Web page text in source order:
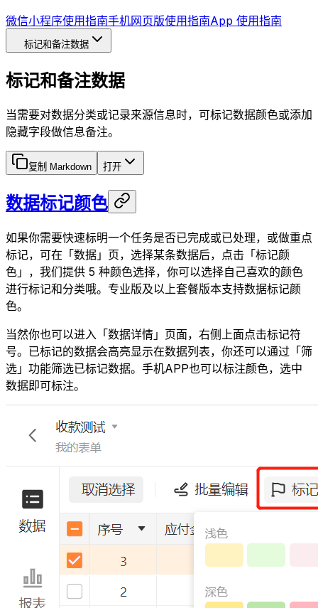
微信小程序使用指南手机网页版使用指南App 使用指南
标记和备注数据
标记和备注数据
当需要对数据分类或记录来源信息时，可标记数据颜色或添加
隐藏字段做信息备注。
复制 Markdown 打开
数据标记颜色
如果你需要快速标明一个任务是否已完成或已处理，或做重点
标记，可在「数据」页，选择某条数据后，点击「标记颜
色」，我们提供 5 种颜色选择，你可以选择自己喜欢的颜色
进行标记和分类哦。专业版及以上套餐版本支持数据标记颜
色。
当然你也可以进入「数据详情」页面，右侧上面点击标记符
号。已标记的数据会高亮显示在数据列表，你还可以通过「筛
选」功能筛选已标记数据。手机APP也可以标注颜色，选中
数据即可标注。